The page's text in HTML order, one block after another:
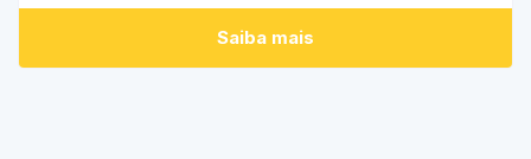
Saiba mais